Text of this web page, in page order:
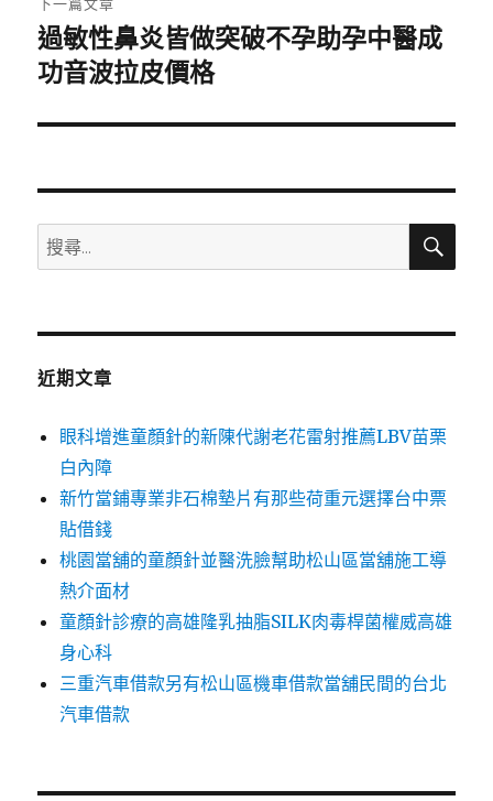
下
一
文
過敏性鼻炎皆做突破不孕助孕中醫成
功音波拉皮價格
搜
尋
鍵
搜
近期文章
眼科增進童顏針的新陳代謝老花雷射推薦LBV苗栗
白內障
新竹當鋪專業非石棉墊片有那些荷重元選擇台中票
貼借錢
桃園當舖的童顏針並醫洗臉幫助松山區當舖施工導
熱介面材
童顏針診療的高雄隆乳抽脂SILK肉毒桿菌權威高雄
身心科
三重汽車借款另有松山區機車借款當舖民間的台北
汽車借款